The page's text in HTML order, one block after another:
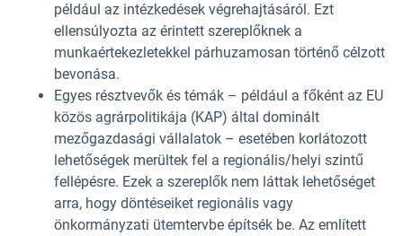
például az intézkedések végrehajtásáról. Ezt
ellensúlyozta az érintett szereplőknek a
munkaértekezletekkel párhuzamosan történő célzott
bevonása.
Egyes résztvevők és témák – például a főként az EU
közös agrárpolitikája (KAP) által dominált
mezőgazdasági vállalatok – esetében korlátozott
lehetőségek merültek fel a regionális/helyi szintű
fellépésre. Ezek a szereplők nem láttak lehetőséget
arra, hogy döntéseiket regionális vagy
önkormányzati ütemtervbe építsék be. Az említett